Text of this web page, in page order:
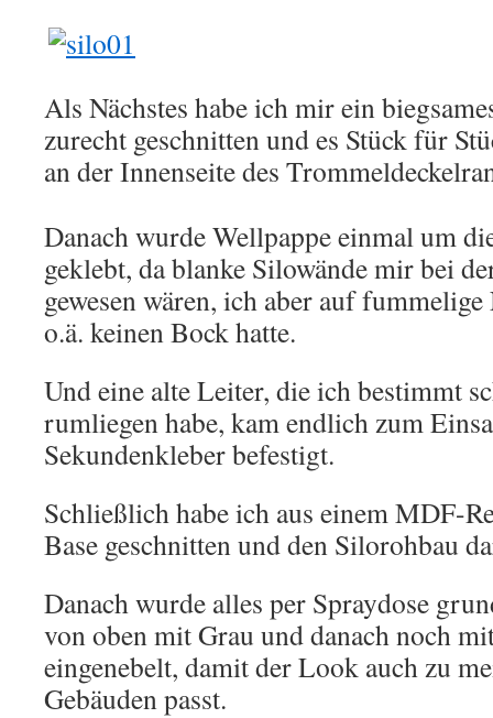
Als Nächstes habe ich mir ein
zurecht geschnitten und es Stück für
an der Innenseite des
Danach wurde Wellpappe einmal um
geklebt, da blanke Silowände mir bei
gewesen wären, ich aber auf
o.ä. keinen Bock hatte.
Und eine alte Leiter, die ich bestimmt
rumliegen habe, kam endlich zum
Sekundenkleber befestigt.
Schließlich habe ich aus einem MDF-
Base geschnitten und den Silorohbau
Danach wurde alles per Spraydose
von oben mit Grau und danach noch
eingenebelt, damit der Look auch zu
Gebäuden passt.